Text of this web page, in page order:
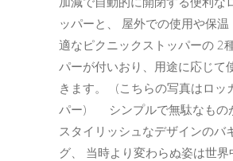
ッパーと、 屋外での使用や保温
適なピクニックストッパーの 2
パーが付いおり、用途に応じて
きます。 (こちらの写真はロッ
パー) シンプルで無駄なもの
スタイリッシュなデザインのバ
グ、 当時より変わらぬ姿は世界